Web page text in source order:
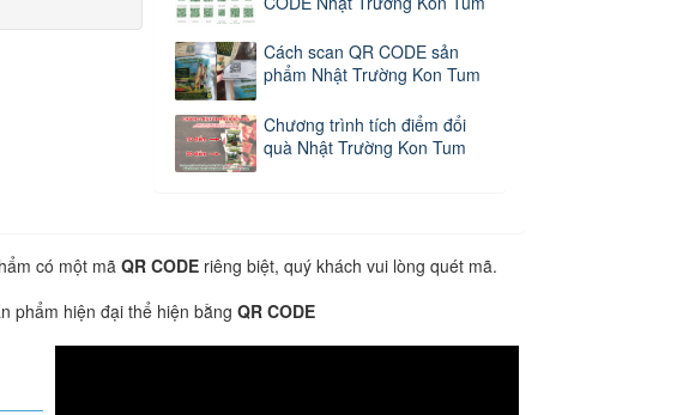
Cách scan QR CODE sản
phẩm Nhật Trường Kon Tum
Chương trình tích điểm đổi
quà Nhật Trường Kon Tum
có một mã QR CODE riêng biệt, quý khách vui lòng quét mã.
phẩm hiện đại thể hiện bằng QR CODE